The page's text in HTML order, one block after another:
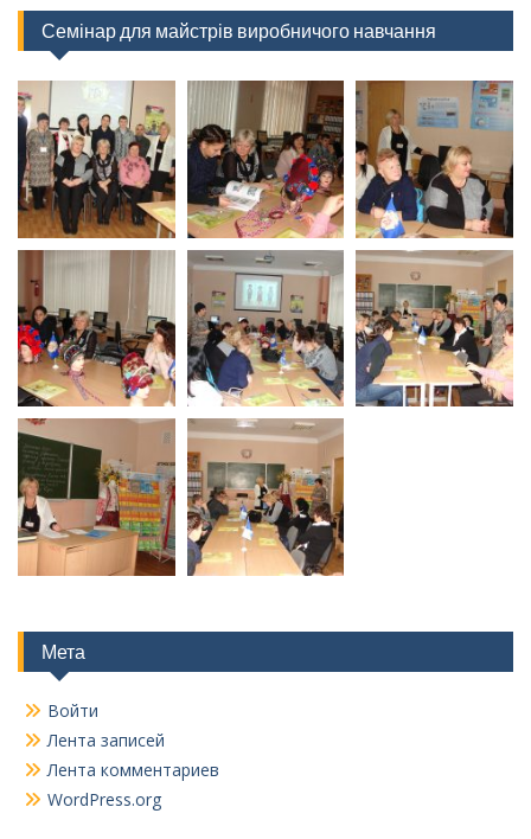
Семінар для майстрів виробничого навчання
Мета
Войти
Лента записей
Лента комментариев
WordPress.org